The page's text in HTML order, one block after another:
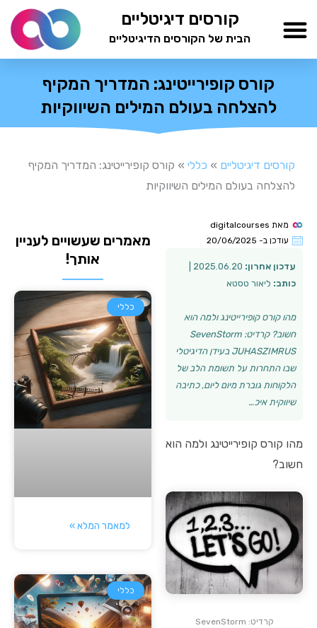
לתוכן
קורסים דיגיטליים
הבית של הקורסים הדיגיטליים
קורס קופירייטינג: המדריך המקיף
להצלחה בעולם המילים השיווקיות
קורסים דיגיטליים » כללי » קורס קופירייטינג: המדריך המקיף
להצלחה בעולם המילים השיווקיות
מאת
עודכן ב- 20/06/2025
עדכון אחרון:
כותב: ליאור טסטא
מהו קורס קופירייטינג ולמה הוא
חשוב? קרדיט: SevenStorm
JUHASZIMRUS בעידן הדיגיטלי
שבו התחרות על תשומת הלב של
הלקוחות גוברת מיום ליום, כתיבה
שיווקית איכ…
מהו קורס קופירייטינג ולמה הוא
חשוב?
קרדיט: SevenStorm
מאמרים שעשויים לעניין
אותך!
כללי
למאמר המלא »
כללי